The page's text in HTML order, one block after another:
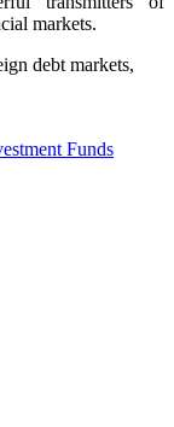
markets.
debt markets,
Funds